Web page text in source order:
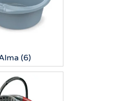
(6)